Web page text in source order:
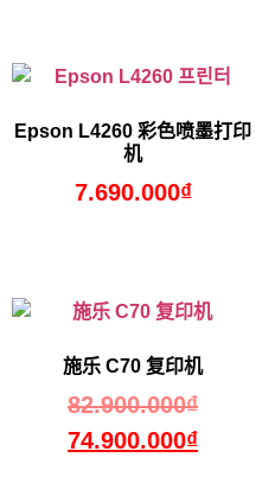
Epson L4260 彩色喷墨打印
机
7.690.000₫
施乐 C70 复印机
82.900.000₫
74.900.000₫